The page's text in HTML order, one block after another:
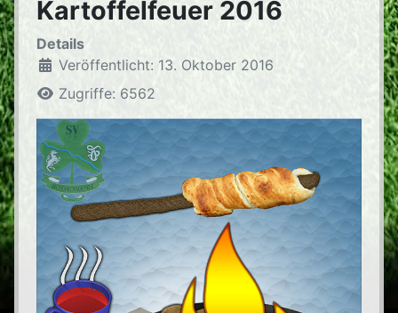
Kartoffelfeuer 2016
Details
Veröffentlicht: 13. Oktober 2016
Zugriffe: 6562